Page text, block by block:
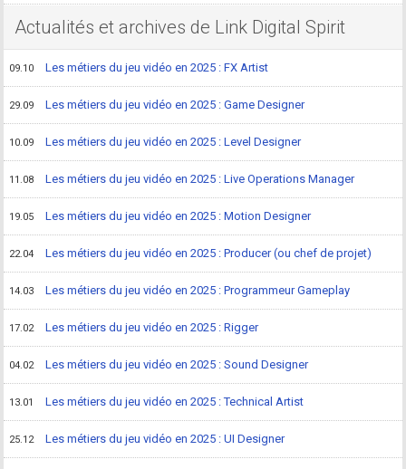
Actualités et archives de Link Digital Spirit
09.10 Les métiers du jeu vidéo en 2025 : FX Artist
29.09 Les métiers du jeu vidéo en 2025 : Game Designer
10.09 Les métiers du jeu vidéo en 2025 : Level Designer
11.08 Les métiers du jeu vidéo en 2025 : Live Operations Manager
19.05 Les métiers du jeu vidéo en 2025 : Motion Designer
22.04 Les métiers du jeu vidéo en 2025 : Producer (ou chef de projet)
14.03 Les métiers du jeu vidéo en 2025 : Programmeur Gameplay
17.02 Les métiers du jeu vidéo en 2025 : Rigger
04.02 Les métiers du jeu vidéo en 2025 : Sound Designer
13.01 Les métiers du jeu vidéo en 2025 : Technical Artist
25.12 Les métiers du jeu vidéo en 2025 : UI Designer